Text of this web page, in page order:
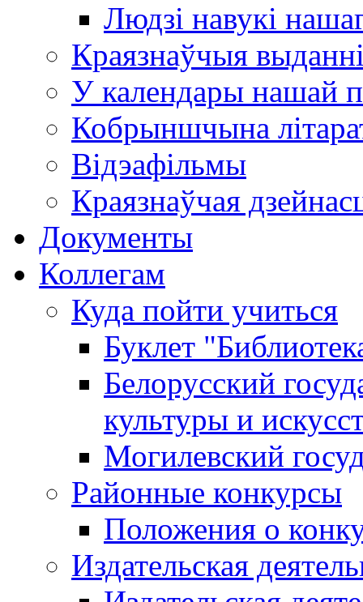
Людзі навукі
Краязнаўчыя
У календары нашай
Кобрыншчына
Відэафільмы
Краязнаўчая
Документы
Коллегам
Куда пойти учиться
Буклет
Белорусский
культуры и
Могилевский
Районные конкурсы
Положения о
Издательская